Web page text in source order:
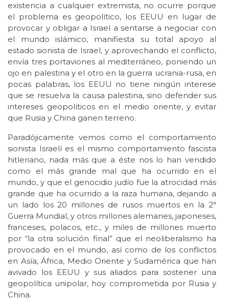
existencia a cualquier extremista, no ocurre porque
el problema es geopolítico, los EEUU en lugar de
provocar y obligar a Israel a sentarse a negociar con
el mundo islámico, manifiesta su total apoyo al
estado sionista de Israel, y aprovechando el conflicto,
envía tres portaviones al mediterráneo, poniendo un
ojo en palestina y el otro en la guerra ucrania-rusa, en
pocas palabras, los EEUU no tiene ningún interese
que se resuelva la causa palestina, sino defender sus
intereses geopolíticos en el medio oriente, y evitar
que Rusia y China ganen terreno.
Paradójicamente vemos como el comportamiento
sionista Israelí es el mismo comportamiento fascista
hitleriano, nada más que a éste nos lo han vendido
como el más grande mal que ha ocurrido en el
mundo, y que el genocidio judío fue la atrocidad más
grande que ha ocurrido a la raza humana, dejando a
un lado los 20 millones de rusos muertos en la 2ª
Guerra Mundial, y otros millones alemanes, japoneses,
franceses, polacos, etc., y miles de millones muerto
por “la otra solución final” que el neoliberalismo ha
provocado en el mundo, así como de los conflictos
en Asía, África, Medio Oriente y Sudamérica que han
avivado los EEUU y sus aliados para sostener una
geopolítica unipolar, hoy comprometida por Rusia y
China.